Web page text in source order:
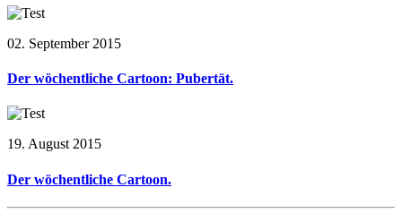
02. September 2015
Der wöchentliche Cartoon: Pubertät.
19. August 2015
Der wöchentliche Cartoon.